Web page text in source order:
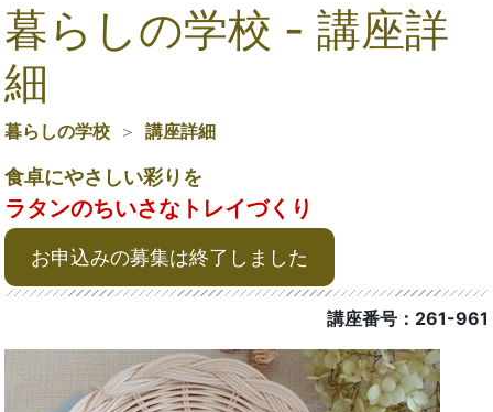
暮らしの学校 - 講座詳
細
暮らしの学校 講座詳細
食卓にやさしい彩りを
ラタンのちいさなトレイづくり
お申込みの募集は終了しました
講座番号：261-961